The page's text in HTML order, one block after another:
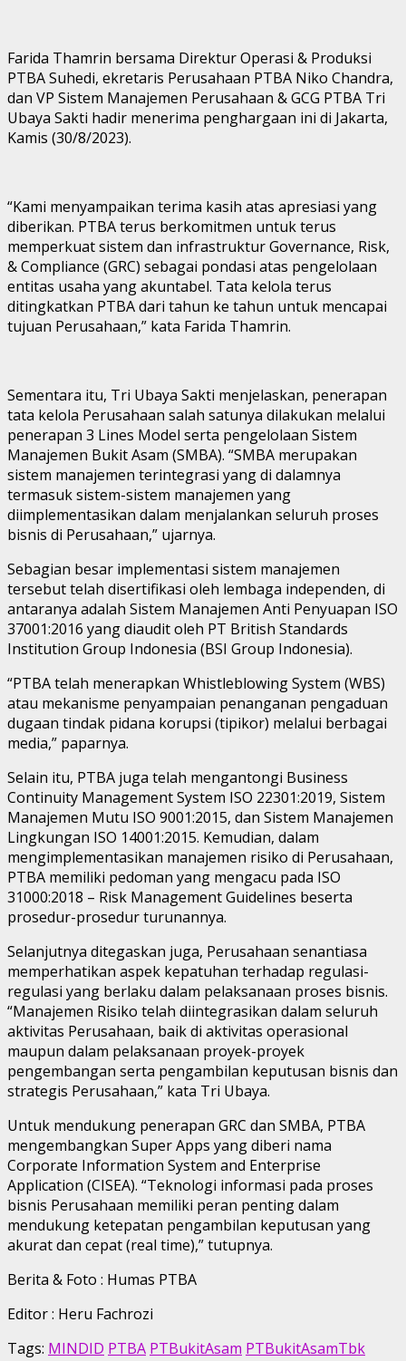
Farida Thamrin bersama Direktur Operasi & Produksi
PTBA Suhedi, ekretaris Perusahaan PTBA Niko Chandra,
dan VP Sistem Manajemen Perusahaan & GCG PTBA Tri
Ubaya Sakti hadir menerima penghargaan ini di Jakarta,
Kamis (30/8/2023).
“Kami menyampaikan terima kasih atas apresiasi yang
diberikan. PTBA terus berkomitmen untuk terus
memperkuat sistem dan infrastruktur Governance, Risk,
& Compliance (GRC) sebagai pondasi atas pengelolaan
entitas usaha yang akuntabel. Tata kelola terus
ditingkatkan PTBA dari tahun ke tahun untuk mencapai
tujuan Perusahaan,” kata Farida Thamrin.
Sementara itu, Tri Ubaya Sakti menjelaskan, penerapan
tata kelola Perusahaan salah satunya dilakukan melalui
penerapan 3 Lines Model serta pengelolaan Sistem
Manajemen Bukit Asam (SMBA). “SMBA merupakan
sistem manajemen terintegrasi yang di dalamnya
termasuk sistem-sistem manajemen yang
diimplementasikan dalam menjalankan seluruh proses
bisnis di Perusahaan,” ujarnya.
Sebagian besar implementasi sistem manajemen
tersebut telah disertifikasi oleh lembaga independen, di
antaranya adalah Sistem Manajemen Anti Penyuapan ISO
37001:2016 yang diaudit oleh PT British Standards
Institution Group Indonesia (BSI Group Indonesia).
“PTBA telah menerapkan Whistleblowing System (WBS)
atau mekanisme penyampaian penanganan pengaduan
dugaan tindak pidana korupsi (tipikor) melalui berbagai
media,” paparnya.
Selain itu, PTBA juga telah mengantongi Business
Continuity Management System ISO 22301:2019, Sistem
Manajemen Mutu ISO 9001:2015, dan Sistem Manajemen
Lingkungan ISO 14001:2015. Kemudian, dalam
mengimplementasikan manajemen risiko di Perusahaan,
PTBA memiliki pedoman yang mengacu pada ISO
31000:2018 – Risk Management Guidelines beserta
prosedur-prosedur turunannya.
Selanjutnya ditegaskan juga, Perusahaan senantiasa
memperhatikan aspek kepatuhan terhadap regulasi-
regulasi yang berlaku dalam pelaksanaan proses bisnis.
“Manajemen Risiko telah diintegrasikan dalam seluruh
aktivitas Perusahaan, baik di aktivitas operasional
maupun dalam pelaksanaan proyek-proyek
pengembangan serta pengambilan keputusan bisnis dan
strategis Perusahaan,” kata Tri Ubaya.
Untuk mendukung penerapan GRC dan SMBA, PTBA
mengembangkan Super Apps yang diberi nama
Corporate Information System and Enterprise
Application (CISEA). “Teknologi informasi pada proses
bisnis Perusahaan memiliki peran penting dalam
mendukung ketepatan pengambilan keputusan yang
akurat dan cepat (real time),” tutupnya.
Berita & Foto : Humas PTBA
Editor : Heru Fachrozi
Tags: MINDID PTBA PTBukitAsam PTBukitAsamTbk